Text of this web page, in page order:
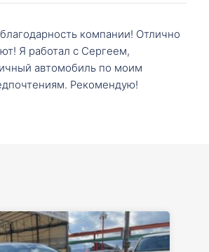
компании! Отлично
Я работал с Сергеем,
автомобиль по моим
Рекомендую!